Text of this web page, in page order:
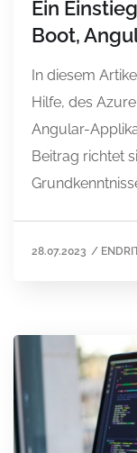
Ein
Boot,
In diesem
Hilfe, des
Angular-
Beitrag richtet
28.07.2023 /